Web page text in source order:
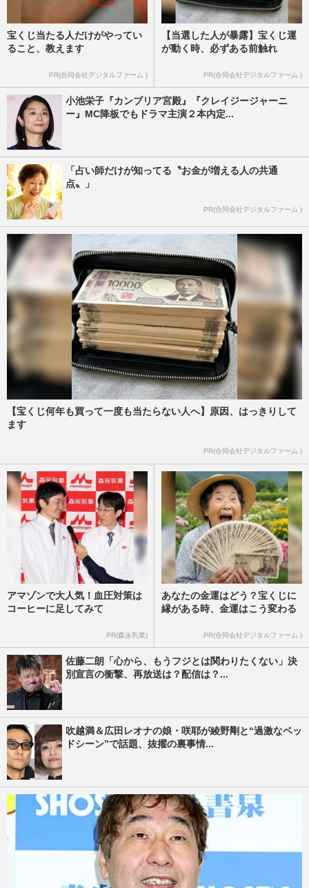
宝くじ当たる人だけがやってい
ること、教えます
PR(合同会社デジタルファーム )
【当選した人が暴露】宝くじ運
が動く時、必ずある前触れ
PR(合同会社デジタルファーム )
小池栄子『カンブリア宮殿』『クレイジージャーニ
ー』MC降板でもドラマ主演２本内定...
「占い師だけが知ってる〝お金が増える人の共通
点〟」
PR(合同会社デジタルファーム )
【宝くじ何年も買って一度も当たらない人へ】原因、はっきりして
ます
PR(合同会社デジタルファーム )
アマゾンで大人気！血圧対策は
コーヒーに足してみて
PR(森永乳業)
あなたの金運はどう？宝くじに
縁がある時、金運はこう変わる
PR(合同会社デジタルファーム )
佐藤二朗「心から、もうフジとは関わりたくない」決
別宣言の衝撃、再放送は？配信は？...
吹越満＆広田レオナの娘・咲耶が綾野剛と“過激なベッ
ドシーン”で話題、抜擢の裏事情...